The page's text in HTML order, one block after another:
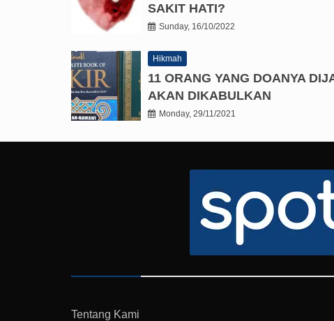
SAKIT HATI?
Sunday, 16/10/2022
Hikmah
11 ORANG YANG DOANYA
AKAN DIKABULKAN
Monday, 29/11/2021
Tentang Kami